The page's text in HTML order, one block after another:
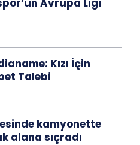
Avrupa Ligi
Kızı İçin
Talebi
kamyonette
alana sıçradı